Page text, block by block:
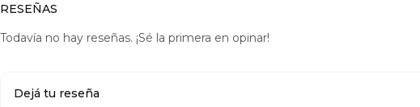
RESEÑAS
Todavía no hay reseñas. ¡Sé la primera en opinar!
Dejá tu reseña